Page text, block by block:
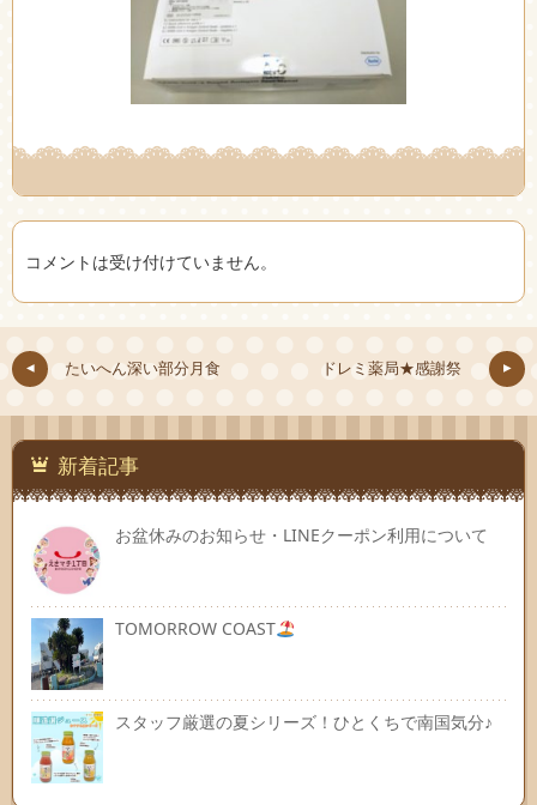
コメントは受け付けていません。
たいへん深い部分月食 ドレミ薬局★感謝祭
新着記事
お盆休みのお知らせ・LINEクーポン利用について
TOMORROW COAST
スタッフ厳選の夏シリーズ！ひとくちで南国気分♪